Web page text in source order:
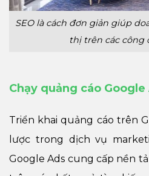
SEO là cách đơn giản giúp
thị trên các công
Chạy quảng cáo Google
Triển khai quảng cáo trên
lược trong dịch vụ
Google Ads cung cấp nền